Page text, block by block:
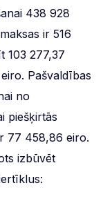
438 928
ir 516
103 277,37
Pašvaldības
no
piešķirtās
77 458,86 eiro.
izbūvēt